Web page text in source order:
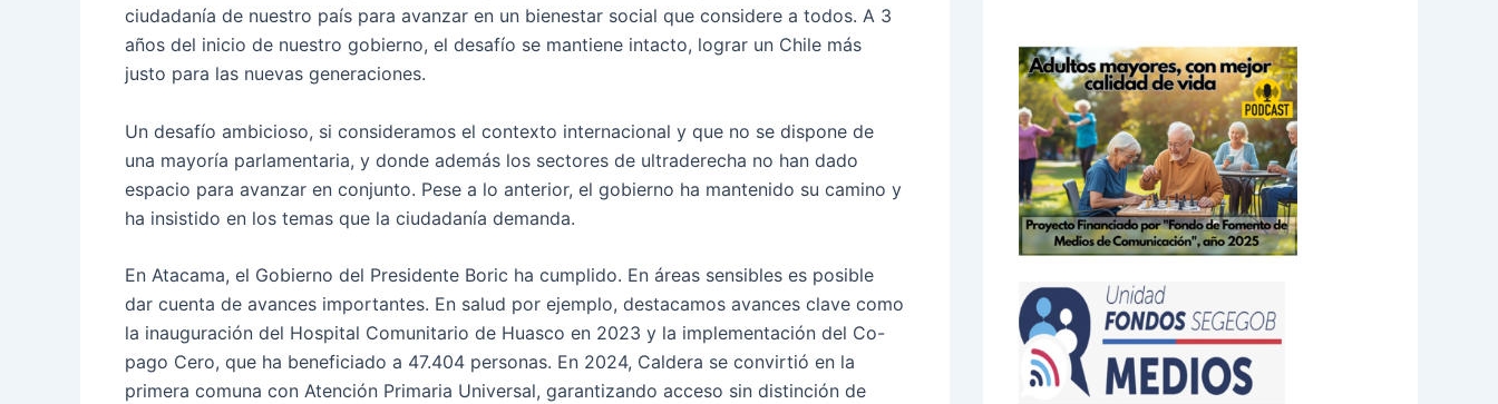
ciudadanía de nuestro país para avanzar en un bienestar social que considere a todos. A 3
años del inicio de nuestro gobierno, el desafío se mantiene intacto, lograr un Chile más
justo para las nuevas generaciones.
Un desafío ambicioso, si consideramos el contexto internacional y que no se dispone de
una mayoría parlamentaria, y donde además los sectores de ultraderecha no han dado
espacio para avanzar en conjunto. Pese a lo anterior, el gobierno ha mantenido su camino y
ha insistido en los temas que la ciudadanía demanda.
En Atacama, el Gobierno del Presidente Boric ha cumplido. En áreas sensibles es posible
dar cuenta de avances importantes. En salud por ejemplo, destacamos avances clave como
la inauguración del Hospital Comunitario de Huasco en 2023 y la implementación del Co-
pago Cero, que ha beneficiado a 47.404 personas. En 2024, Caldera se convirtió en la
primera comuna con Atención Primaria Universal, garantizando acceso sin distinción de